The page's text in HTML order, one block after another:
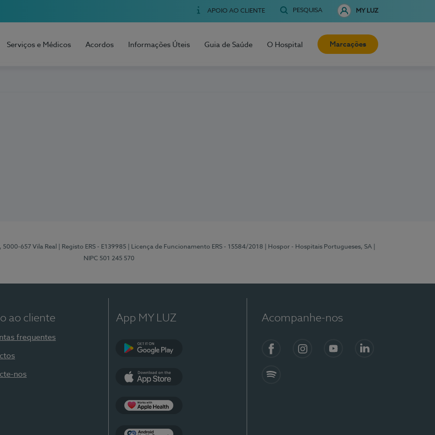
APOIO AO CLIENTE PESQUISA MY LUZ
Serviços e Médicos Acordos Informações Úteis Guia de Saúde O Hospital Marcações
5000-657 Vila Real | Registo ERS - E139985 | Licença de Funcionamento ERS - 15584/2018 | Hospor - Hospitais Portugueses, SA
NIPC 501 245 570
ao cliente
frequentes
nos
App MY LUZ Acompanhe-nos